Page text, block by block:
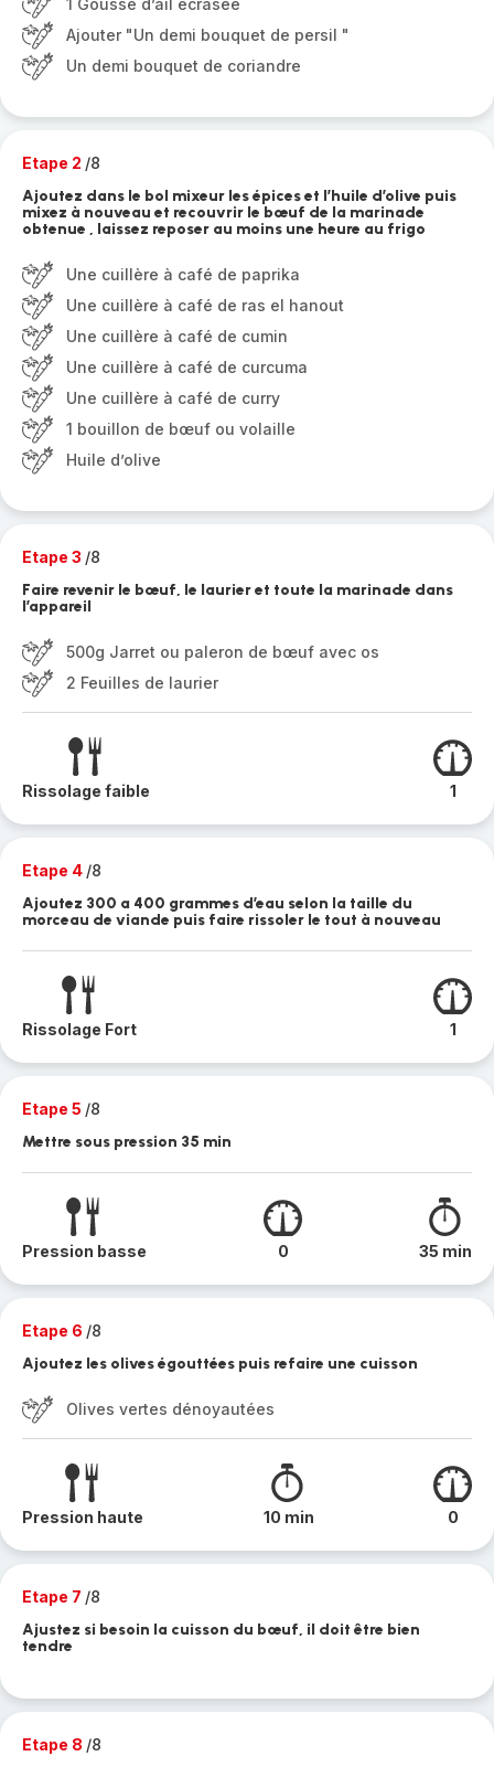
1 Gousse d’ail écrasée
Ajouter "Un demi bouquet de persil "
Un demi bouquet de coriandre
Etape 2 /8
Ajoutez dans le bol mixeur les épices et l’huile d’olive puis
mixez à nouveau et recouvrir le bœuf de la marinade
obtenue , laissez reposer au moins une heure au frigo
Une cuillère à café de paprika
Une cuillère à café de ras el hanout
Une cuillère à café de cumin
Une cuillère à café de curcuma
Une cuillère à café de curry
1 bouillon de bœuf ou volaille
Huile d’olive
Etape 3 /8
Faire revenir le bœuf, le laurier et toute la marinade dans
l’appareil
500g Jarret ou paleron de bœuf avec os
2 Feuilles de laurier
Rissolage faible 1
Etape 4 /8
Ajoutez 300 a 400 grammes d’eau selon la taille du
morceau de viande puis faire rissoler le tout à nouveau
Rissolage Fort 1
Etape 5 /8
Mettre sous pression 35 min
Pression basse 0 35 min
Etape 6 /8
Ajoutez les olives égouttées puis refaire une cuisson
Olives vertes dénoyautées
Pression haute 10 min 0
Etape 7 /8
Ajustez si besoin la cuisson du bœuf, il doit être bien
tendre
Etape 8 /8